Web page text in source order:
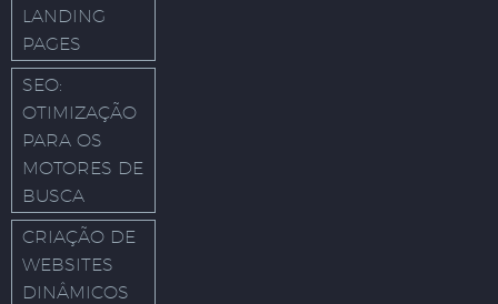
LANDING
PAGES
SEO:
OTIMIZAÇÃO
PARA OS
MOTORES DE
BUSCA
CRIAÇÃO DE
WEBSITES
DINÂMICOS